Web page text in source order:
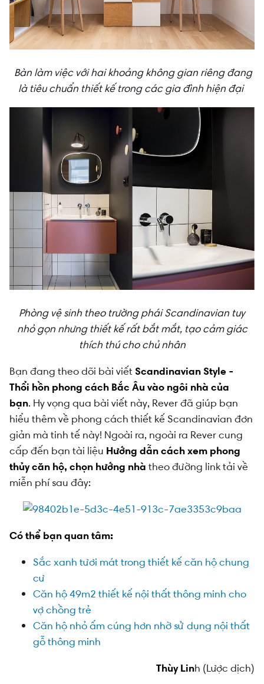
Bàn làm việc với hai khoảng không gian riêng đang
là tiêu chuẩn thiết kế trong các gia đình hiện đại
Phòng vệ sinh theo trường phái Scandinavian tuy
nhỏ gọn nhưng thiết kế rất bắt mắt, tạo cảm giác
thích thú cho chủ nhân
Bạn đang theo dõi bài viếtScandinavian Style -
Thổi hồn phong cách Bắc Âu vào ngôi nhà của
bạn. Hy vọng qua bài viết này, Rever đã giúp bạn
hiểu thêm về phong cách thiết kế Scandinavian đơn
giản mà tinh tế này! Ngoài ra, ngoài ra Rever cung
cấp đến bạn tài liệu Hướng dẫn cách xem phong
thủy căn hộ, chọn hướng nhà theo đường link tải về
miễn phí sau đây:
Có thể bạn quan tâm:
Sắc xanh tươi mát trong thiết kế căn hộ chung
cư
Căn hộ 49m2 thiết kế nội thất thông minh cho
vợ chồng trẻ
Căn hộ nhỏ ấm cúng hơn nhờ sử dụng nội thất
gỗ thông minh
Thùy Linh (Lược dịch)